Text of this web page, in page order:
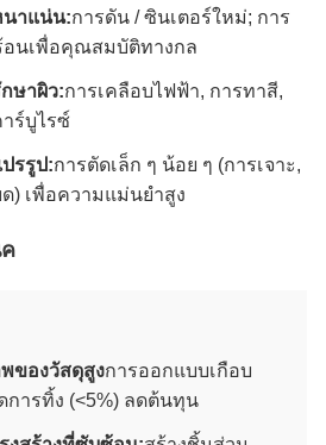
นาแน่น:การดัน / ซินเตอร์ใหม่; การ
อนเพื่อคุณสมบัติทางกล
ษาผิว:การเคลือบไฟฟ้า, การทาสี,
ร์บูไรซ์
รรูป:การตัดเล็ก ๆ น้อย ๆ (การเจาะ,
) เพื่อความแม่นยําสูง
ของวัสดุสูงการออกแบบเกือบ
การทิ้ง (<5%) ลดต้นทุน